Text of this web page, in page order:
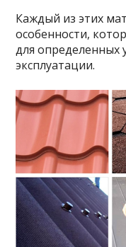
Каждый из этих
особенности,
для определенных
эксплуатации.